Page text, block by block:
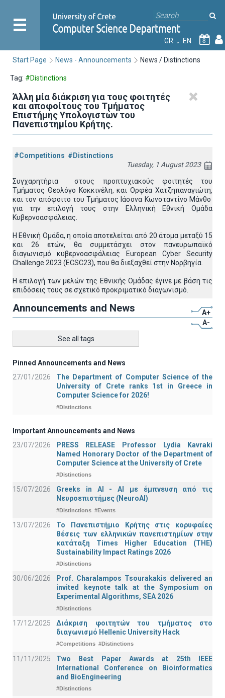
GR EN 8
Start Page News - Announcements News / Distinctions
Tag: #Distinctions
Άλλη μία διάκριση για τους φοιτητές
και αποφοίτους του Τμήματος
Επιστήμης Υπολογιστών του
Πανεπιστημίου Κρήτης.
#Competitions #Distinctions
Tuesday, 1 August 2023
Συγχαρητήρια στους προπτυχιακούς φοιτητές του
Τμήματος Θεολόγο Κοκκινέλη, και Ορφέα Χατζηπαναγιώτη,
και τον απόφοιτο του Τμήματος Ιάσονα Κωνσταντίνο Μάνθο
για την επιλογή τους στην Ελληνική Εθνική Ομάδα
Κυβερνοασφάλειας.
Η Εθνική Ομάδα, η οποία αποτελείται από 20 άτομα μεταξύ 15
και 26 ετών, θα συμμετάσχει στον πανευρωπαϊκό
διαγωνισμό κυβερνοασφάλειας European Cyber Security
Challenge 2023 (ECSC23), που θα διεξαχθεί στην Νορβηγία.
Η επιλογή των μελών της Εθνικής Ομάδας έγινε με βάση τις
επιδόσεις τους σε σχετικό προκριματικό διαγωνισμό.
Announcements and News
A+
A-
See all tags
Pinned Announcements and News
27/01/2026
The Department of Computer Science of the
University of Crete ranks 1st in Greece in
Computer Science for 2026!
#Distinctions
Important Announcements and News
23/07/2026
PRESS RELEASE Professor Lydia Kavraki
Named Honorary Doctor of the Department of
Computer Science at the University of Crete
#Distinctions
15/07/2026
Greeks in AI - ΑΙ με έμπνευση από τις
Νευροεπιστήμες (NeuroAI)
#Distinctions #Events
13/07/2026
Το Πανεπιστήμιο Κρήτης στις κορυφαίες
θέσεις των ελληνικών πανεπιστημίων στην
κατάταξη Times Higher Education (ΤΗΕ)
Sustainability Impact Ratings 2026
#Distinctions
30/06/2026
Prof. Charalampos Tsourakakis delivered an
invited keynote talk at the Symposium on
Experimental Algorithms, SEA 2026
#Distinctions
17/12/2025
Διάκριση φοιτητών του τμήματος στο
διαγωνισμό Hellenic University Hack
#Competitions #Distinctions
11/11/2025
Two Best Paper Awards at 25th IEEE
International Conference on Bioinformatics
and BioEngineering
#Distinctions